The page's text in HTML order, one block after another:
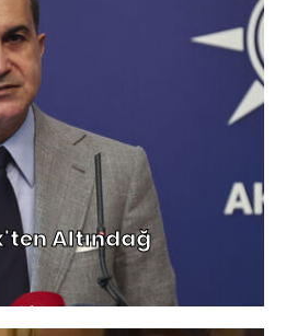
Altındağ